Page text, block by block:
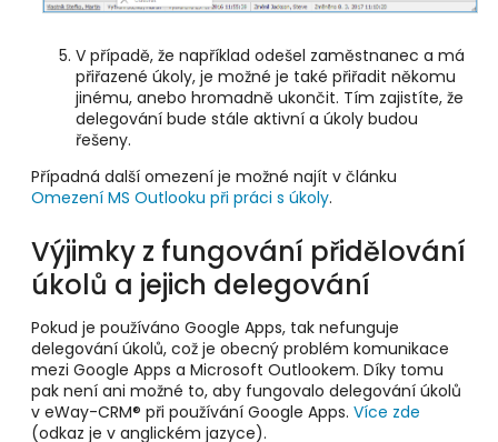
V případě, že například odešel zaměstnanec a má
přiřazené úkoly, je možné je také přiřadit někomu
jinému, anebo hromadně ukončit. Tím zajistíte, že
delegování bude stále aktivní a úkoly budou
řešeny.
Případná další omezení je možné najít v článku
Omezení MS Outlooku při práci s úkoly.
Výjimky z fungování přidělování
úkolů a jejich delegování
Pokud je používáno Google Apps, tak nefunguje
delegování úkolů, což je obecný problém komunikace
mezi Google Apps a Microsoft Outlookem. Díky tomu
pak není ani možné to, aby fungovalo delegování úkolů
v eWay-CRM® při používání Google Apps. Více zde
(odkaz je v anglickém jazyce).